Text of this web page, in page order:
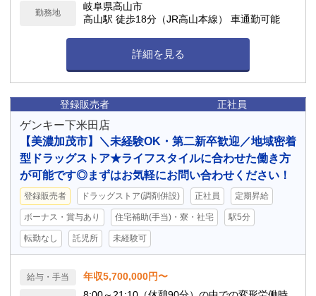
勤務地
岐阜県高山市
高山駅 徒歩18分（JR高山本線） 車通勤可能
詳細を見る
登録販売者 正社員
ゲンキー下米田店
【美濃加茂市】＼未経験OK・第二新卒歓迎／地域密着
型ドラッグストア★ライフスタイルに合わせた働き方
が可能です◎まずはお気軽にお問い合わせください！
登録販売者 ドラッグストア(調剤併設) 正社員 定期昇給
ボーナス・賞与あり 住宅補助(手当)・寮・社宅 駅5分
転勤なし 託児所 未経験可
給与・手当 年収5,700,000円〜